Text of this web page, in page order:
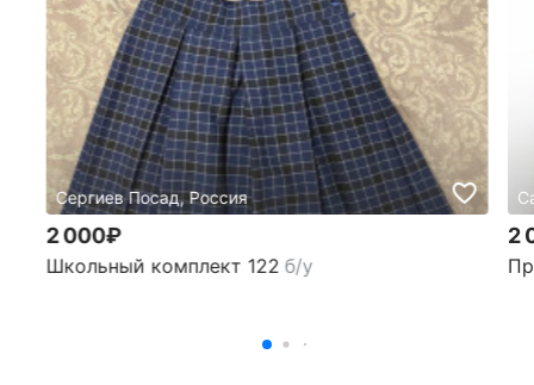
Сергиев Посад, Россия
2 000₽
Школьный комплект 122 б/у
2